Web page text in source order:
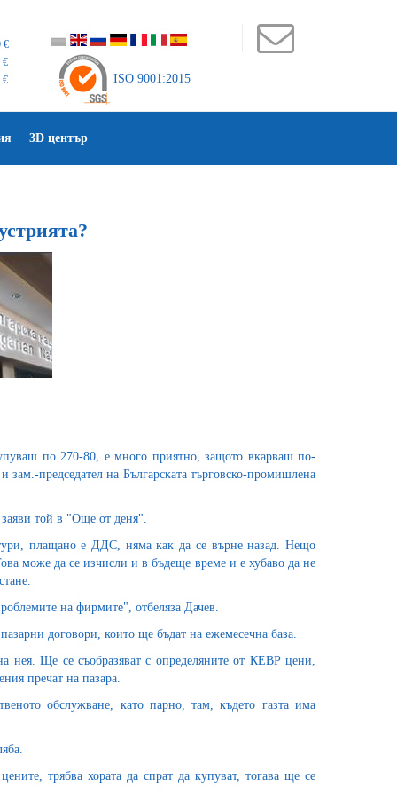
€
€
€
ISO 9001:2015
3D център
по 270-80, е много приятно, защото вкарваш по-
председател на Българската търговско-промишлена
той в "Още от деня".
плащано е ДДС, няма как да се върне назад. Нещо
може да се изчисли и в бъдеще време и е хубаво да не
на фирмите", отбеляза Дачев.
договори, които ще бъдат на ежемесечна база.
нея. Ще се съобразяват с определяните от КЕВР цени,
пречат на пазара.
обслужване, като парно, там, където газта има
трябва хората да спрат да купуват, тогава ще се